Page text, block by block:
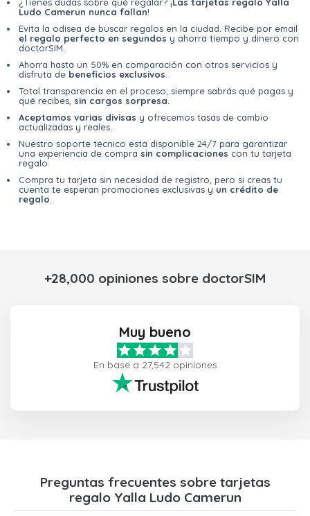
Ludo Camerun nunca fallan!
Evita la odisea de buscar regalos en la ciudad. Recibe por email
el regalo perfecto en segundos y ahorra tiempo y dinero con
doctorSIM.
Ahorra hasta un 50% en comparación con otros servicios y
disfruta de beneficios exclusivos
Total transparencia en el proceso; siempre sabrás qué pagas y
qué recibes, sin cargos sorpresa
Aceptamos varias divisas y ofrecemos tasas de cambio
actualizadas y reales.
Nuestro soporte técnico está disponible 24/7 para garantizar
una experiencia de compra sin complicaciones con tu tarjeta
regalo.
Compra tu tarjeta sin necesidad de registro, pero si creas tu
cuenta te esperan promociones exclusivas y un crédito de
regalo
+28,000 opiniones sobre doctorSIM
Muy bueno
En base a 27,542 opiniones
Preguntas frecuentes sobre tarjetas
regalo Yalla Ludo Camerun